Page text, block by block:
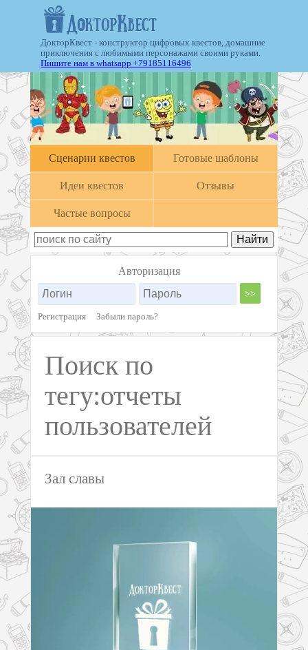
ДокторКвест - конструктор цифровых квестов, домашние
приключения с любимыми персонажами своими руками.
Пишите нам в whatsapp +79185116496
Cценарии квестов Готовые шаблоны
Идеи квестов Отзывы
Частые вопросы
Авторизация
Регистрация Забыли пароль?
Поиск по
тегу:отчеты
пользователей
Зал славы